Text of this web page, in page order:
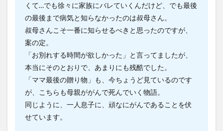
くて…でも徐々に家族にバレていくんだけど、でも最後
の最後まで病気と知らなかったのは叔母さん。
叔母さんこそ一番に知らせるべきと思ったのですが、
案の定。
「お別れする時間が欲しかった」と言ってましたが、
本当にそのとおりで、あまりにも残酷でした。
「ママ最後の贈り物」も、今ちょうど見ているのです
が、こちらも母親ががんで死んでいく物語。
同じように、一人息子に、頑なにがんであることを伏
せています。